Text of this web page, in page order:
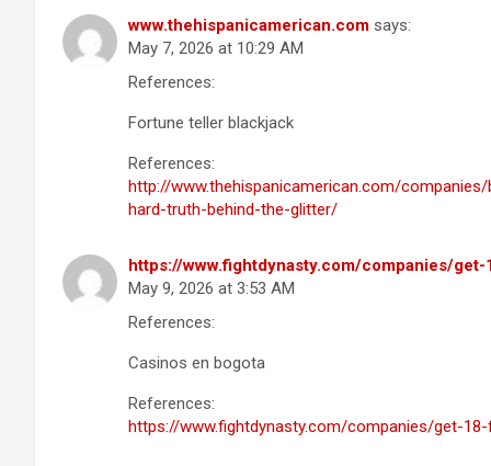
www.thehispanicamerican.com says:
May 7, 2026 at 10:29 AM
References:
Fortune teller blackjack
References:
http://www.thehispanicamerican.com/
hard-truth-behind-the-glitter/
https://www.fightdynasty.com/companies/
May 9, 2026 at 3:53 AM
References:
Casinos en bogota
References:
https://www.fightdynasty.com/companies/get-